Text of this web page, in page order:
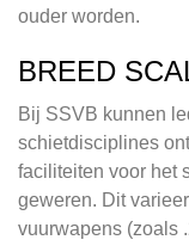
ouder worden.
BREED
Bij SSVB kunnen
schietdisciplines
faciliteiten voor het
geweren. Dit
vuurwapens (zoals